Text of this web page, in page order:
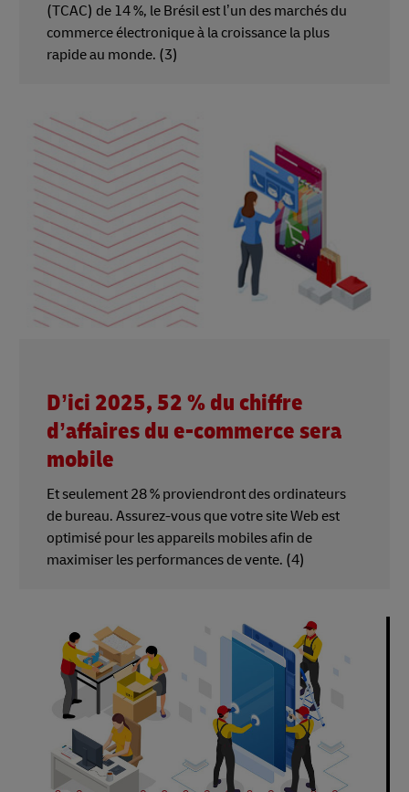
(TCAC) de 14 %, le Brésil est l’un des marchés du
commerce électronique à la croissance la plus
rapide au monde. (3)
D’ici 2025, 52 % du chiffre
d’affaires du e-commerce sera
mobile
Et seulement 28 % proviendront des ordinateurs
de bureau. Assurez-vous que votre site Web est
optimisé pour les appareils mobiles afin de
maximiser les performances de vente. (4)